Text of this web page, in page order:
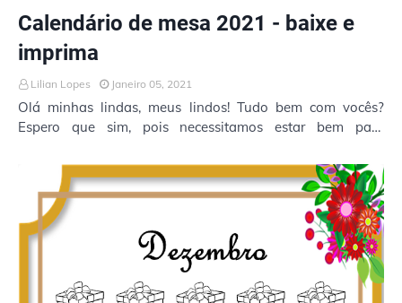
Calendário de mesa 2021 - baixe e
imprima
Lilian Lopes Janeiro 05, 2021
Olá minhas lindas, meus lindos! Tudo bem com vocês?
Espero que sim, pois necessitamos estar bem para